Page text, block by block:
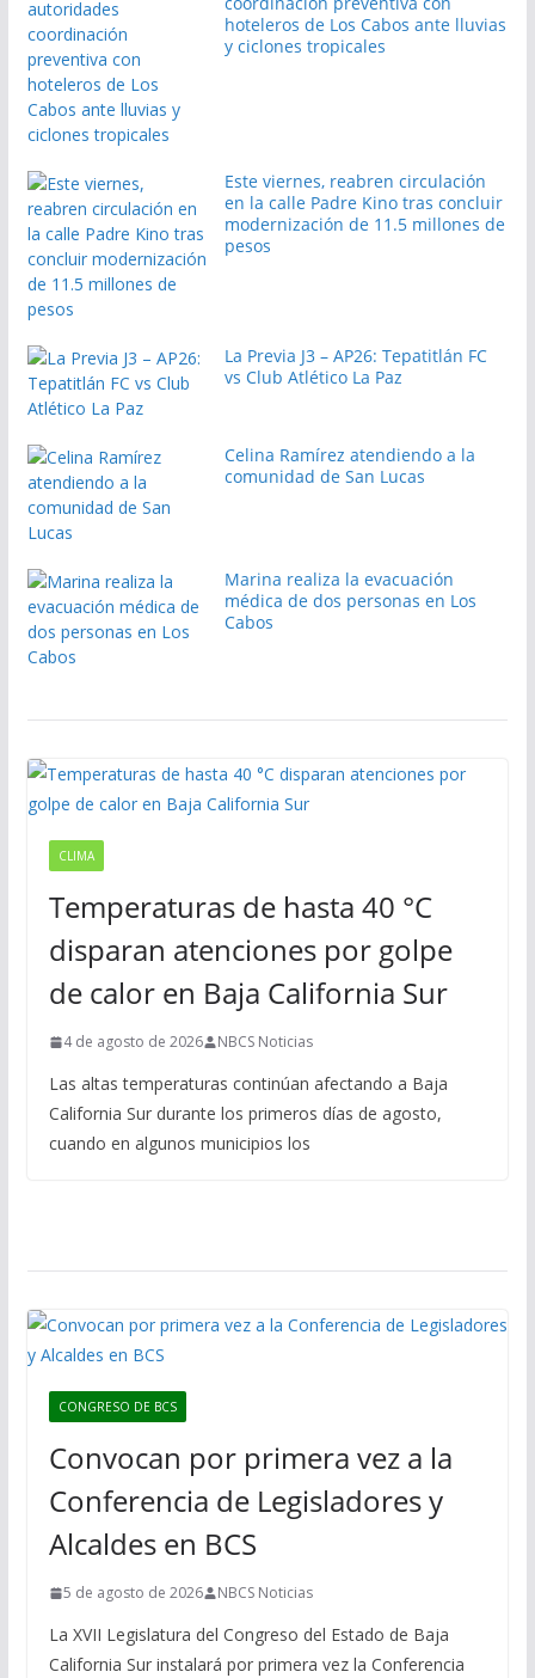
hoteleros de Los Cabos ante lluvias
y ciclones tropicales
Este viernes, reabren circulación
en la calle Padre Kino tras concluir
modernización de 11.5 millones de
pesos
La Previa J3 – AP26: Tepatitlán FC
vs Club Atlético La Paz
Celina Ramírez atendiendo a la
comunidad de San Lucas
Marina realiza la evacuación
médica de dos personas en Los
Cabos
CLIMA
Temperaturas de hasta 40 °C
disparan atenciones por golpe
de calor en Baja California Sur
4 de agosto de 2026 NBCS Noticias
Las altas temperaturas continúan afectando a Baja
California Sur durante los primeros días de agosto,
cuando en algunos municipios los
CONGRESO DE BCS
Convocan por primera vez a la
Conferencia de Legisladores y
Alcaldes en BCS
5 de agosto de 2026 NBCS Noticias
La XVII Legislatura del Congreso del Estado de Baja
California Sur instalará por primera vez la Conferencia